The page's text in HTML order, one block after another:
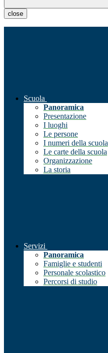
close
Scuola
Panoramica
Presentazione
I luoghi
Le persone
I numeri della scuola
Le carte della scuola
Organizzazione
La storia
Servizi
Panoramica
Famiglie e studenti
Personale scolastico
Percorsi di studio